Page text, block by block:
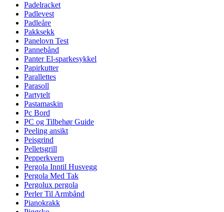
Padelracket
Padlevest
Padleåre
Pakksekk
Panelovn Test
Pannebånd
Panter El-sparkesykkel
Papirkutter
Parallettes
Parasoll
Partytelt
Pastamaskin
Pc Bord
PC og Tilbehør Guide
Peeling ansikt
Peisgrind
Pelletsgrill
Pepperkvern
Pergola Inntil Husvegg
Pergola Med Tak
Pergolux pergola
Perler Til Armbånd
Pianokrakk